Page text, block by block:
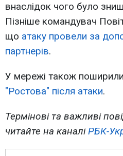
внаслідок чого було
Пізніше командувач
що атаку провели за
партнерів.
У мережі також
"Ростова" після атаки.
Термінові та важливі
читайте на каналіРБК-